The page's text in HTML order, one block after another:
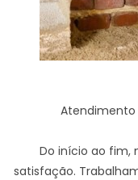
Atendimento
Do início ao fim,
satisfação.